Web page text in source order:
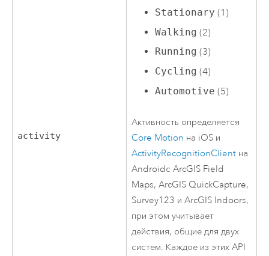
activity
Stationary (1)
Walking (2)
Running (3)
Cycling (4)
Automotive (5)
Активность определяется
Core Motion на iOS и
ActivityRecognitionClient на
AndroidсArcGIS Field
Maps,ArcGIS QuickCapture,
Survey123 иArcGIS Indoors,
при этом учитывает
действия, общие для двух
систем. Каждое из этих API